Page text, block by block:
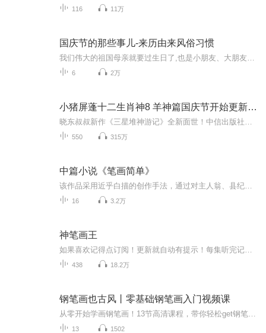
116 11万
国庆节的那些事儿-来历由来风俗习惯
6 2万
小猪屏蓬十二生肖神8 羊神篇国庆节开始更新啦！
550 315万
中篇小说《笔画简单》
16 3.2万
神笔画王
438 18.2万
钢笔画也古风丨零基础钢笔画入门视频课
13 1502